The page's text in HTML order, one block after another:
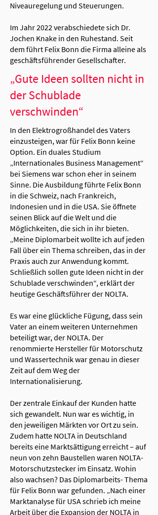
Niveauregelung und Steuerungen.
Im Jahr 2022 verabschiedete sich Dr.
Jochen Knake in den Ruhestand. Seit
dem führt Felix Bonn die Firma alleine als
geschäftsführender Gesellschafter.
„Gute Ideen sollten nicht in
der Schublade
verschwinden“
In den Elektrogroßhandel des Vaters
einzusteigen, war für Felix Bonn keine
Option. Ein duales Studium
„Internationales Business Management“
bei Siemens war schon eher in seinem
Sinne. Die Ausbildung führte Felix Bonn
in die Schweiz, nach Frankreich,
Indonesien und in die USA. Sie öffnete
seinen Blick auf die Welt und die
Möglichkeiten, die sich in ihr bieten.
„Meine Diplomarbeit wollte ich auf jeden
Fall über ein Thema schreiben, das in der
Praxis auch zur Anwendung kommt.
Schließlich sollen gute Ideen nicht in der
Schublade verschwinden“, erklärt der
heutige Geschäftsführer der NOLTA.
Es war eine glückliche Fügung, dass sein
Vater an einem weiteren Unternehmen
beteiligt war, der NOLTA. Der
renommierte Hersteller für Motorschutz
und Wassertechnik war genau in dieser
Zeit auf dem Weg der
Internationalisierung.
Der zentrale Einkauf der Kunden hatte
sich gewandelt. Nun war es wichtig, in
den jeweiligen Märkten vor Ort zu sein.
Zudem hatte NOLTA in Deutschland
bereits eine Marktsättigung erreicht – auf
neun von zehn Baustellen waren NOLTA-
Motorschutzstecker im Einsatz. Wohin
also wachsen? Das Diplomarbeits- Thema
für Felix Bonn war gefunden. „Nach einer
Marktanalyse für USA schrieb ich meine
Arbeit über die Expansion der NOLTA in